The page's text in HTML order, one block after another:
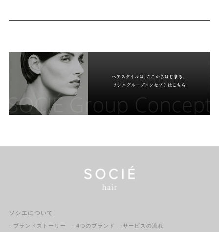
ソシエについて
- ブランドストーリー - 4つのブランド -サービスの流れ